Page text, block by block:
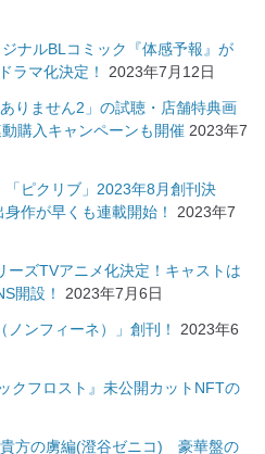
ナルBLコミック『体感予報』が
ラマ化決定！
2023年7月12日
りません2」の試聴・店舗特典画
購入キャンペーンも開催 2023年7
ピクリブ」2023年8月創刊決
作が早くも連載開始！
2023年7
ーズTVアニメ化決定！キャストは
開設！
2023年7月6日
ンフィーネ）」創刊！
2023年6
クフロスト』未公開カットNFTの
貴方の虜編(澄谷ゼニコ) 豪華盤の